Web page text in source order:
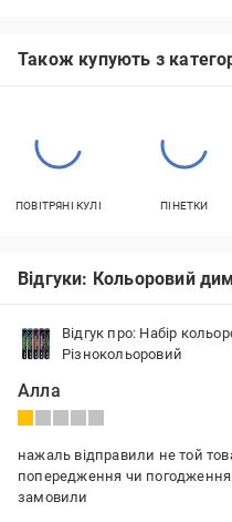
Також купують з
ПОВІТРЯНІ КУЛІ ПІНЕТКИ
Відгуки: Кольоровий дим
Відгук про: Набір
Різнокольоровий
Алла
нажаль відправили не той
попередження чи
замовили